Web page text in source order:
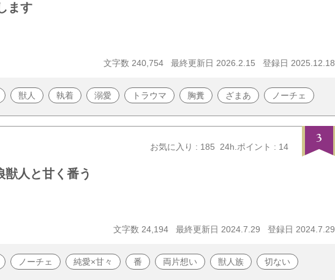
ます
文字数 240,754 最終更新日 2026.2.15 登録日 2025.12.18
獣人 執着 溺愛 トラウマ 胸糞 ざまあ ノーチェ
3
お気に入り : 185 24h.ポイント : 14
獣人と甘く番う
文字数 24,194 最終更新日 2024.7.29 登録日 2024.7.29
ノーチェ 純愛×甘々 番 両片想い 獣人族 切ない